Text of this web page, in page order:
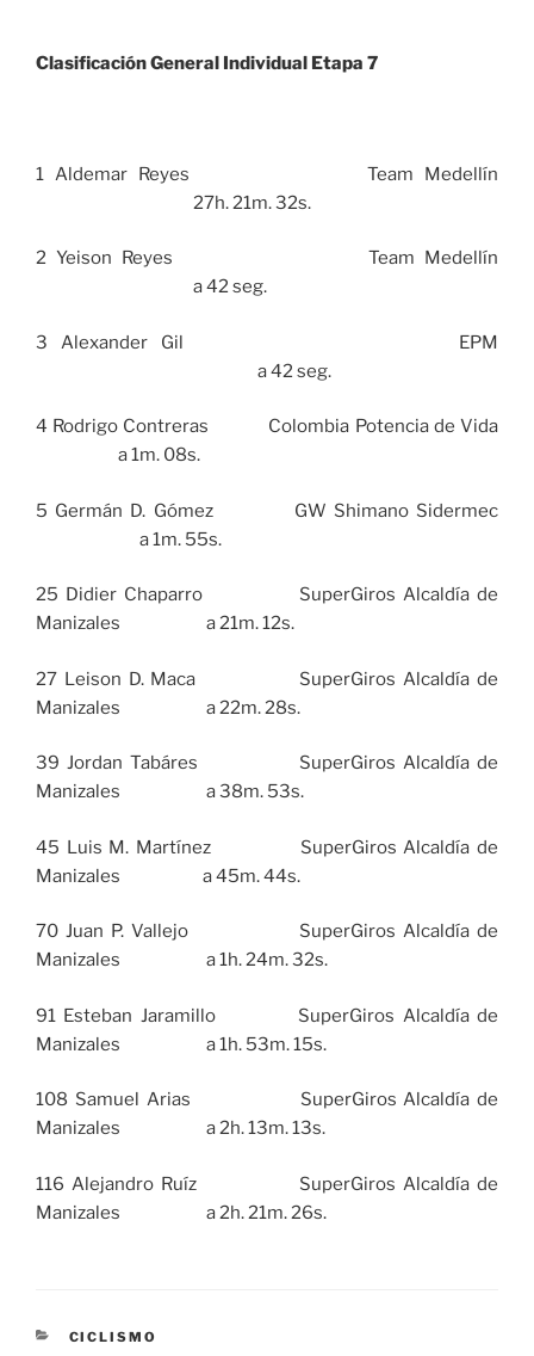
Clasificación General Individual Etapa 7
1 Aldemar Reyes Team Medellín
27h. 21m. 32s.
2 Yeison Reyes Team Medellín
a 42 seg.
3 Alexander Gil EPM
a 42 seg.
4 Rodrigo Contreras Colombia Potencia de Vida
a 1m. 08s.
5 Germán D. Gómez GW Shimano Sidermec
a 1m. 55s.
25 Didier Chaparro SuperGiros Alcaldía de
Manizales a 21m. 12s.
27 Leison D. Maca SuperGiros Alcaldía de
Manizales a 22m. 28s.
39 Jordan Tabáres SuperGiros Alcaldía de
Manizales a 38m. 53s.
45 Luis M. Martínez SuperGiros Alcaldía de
Manizales a 45m. 44s.
70 Juan P. Vallejo SuperGiros Alcaldía de
Manizales a 1h. 24m. 32s.
91 Esteban Jaramillo SuperGiros Alcaldía de
Manizales a 1h. 53m. 15s.
108 Samuel Arias SuperGiros Alcaldía de
Manizales a 2h. 13m. 13s.
116 Alejandro Ruíz SuperGiros Alcaldía de
Manizales a 2h. 21m. 26s.
CATEGORÍAS
CICLISMO